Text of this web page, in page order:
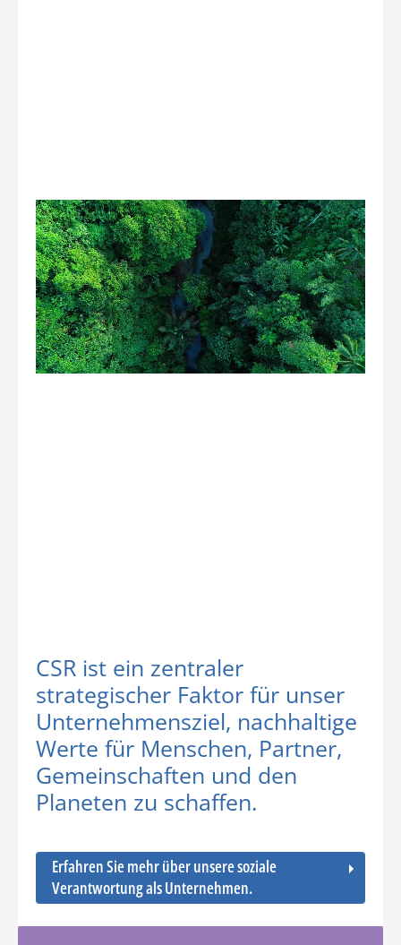
CSR ist ein zentraler
strategischer Faktor für unser
Unternehmensziel, nachhaltige
Werte für Menschen, Partner,
Gemeinschaften und den
Planeten zu schaffen.
Erfahren Sie mehr über unsere soziale
Verantwortung als Unternehmen.